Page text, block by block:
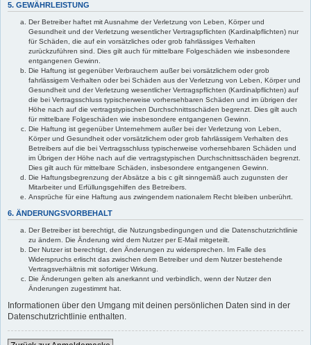
5. GEWÄHRLEISTUNG
Der Betreiber haftet mit Ausnahme der Verletzung von Leben, Körper und
Gesundheit und der Verletzung wesentlicher Vertragspflichten (Kardinalpflichten) nur
für Schäden, die auf ein vorsätzliches oder grob fahrlässiges Verhalten
zurückzuführen sind. Dies gilt auch für mittelbare Folgeschäden wie insbesondere
entgangenen Gewinn.
Die Haftung ist gegenüber Verbrauchern außer bei vorsätzlichem oder grob
fahrlässigem Verhalten oder bei Schäden aus der Verletzung von Leben, Körper und
Gesundheit und der Verletzung wesentlicher Vertragspflichten (Kardinalpflichten) auf
die bei Vertragsschluss typischerweise vorhersehbaren Schäden und im übrigen der
Höhe nach auf die vertragstypischen Durchschnittsschäden begrenzt. Dies gilt auch
für mittelbare Folgeschäden wie insbesondere entgangenen Gewinn.
Die Haftung ist gegenüber Unternehmern außer bei der Verletzung von Leben,
Körper und Gesundheit oder vorsätzlichem oder grob fahrlässigem Verhalten des
Betreibers auf die bei Vertragsschluss typischerweise vorhersehbaren Schäden und
im Übrigen der Höhe nach auf die vertragstypischen Durchschnittsschäden begrenzt.
Dies gilt auch für mittelbare Schäden, insbesondere entgangenen Gewinn.
Die Haftungsbegrenzung der Absätze a bis c gilt sinngemäß auch zugunsten der
Mitarbeiter und Erfüllungsgehilfen des Betreibers.
Ansprüche für eine Haftung aus zwingendem nationalem Recht bleiben unberührt.
6. ÄNDERUNGSVORBEHALT
Der Betreiber ist berechtigt, die Nutzungsbedingungen und die Datenschutzrichtlinie
zu ändern. Die Änderung wird dem Nutzer per E-Mail mitgeteilt.
Der Nutzer ist berechtigt, den Änderungen zu widersprechen. Im Falle des
Widerspruchs erlischt das zwischen dem Betreiber und dem Nutzer bestehende
Vertragsverhältnis mit sofortiger Wirkung.
Die Änderungen gelten als anerkannt und verbindlich, wenn der Nutzer den
Änderungen zugestimmt hat.
Informationen über den Umgang mit deinen persönlichen Daten sind in der
Datenschutzrichtlinie enthalten.